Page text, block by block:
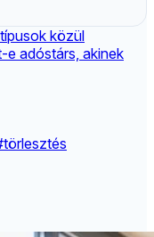
közül
e adóstárs, akinek